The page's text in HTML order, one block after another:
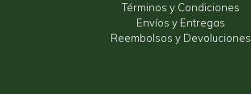
Términos y Condiciones
Envíos y Entregas
Reembolsos y Devoluciones